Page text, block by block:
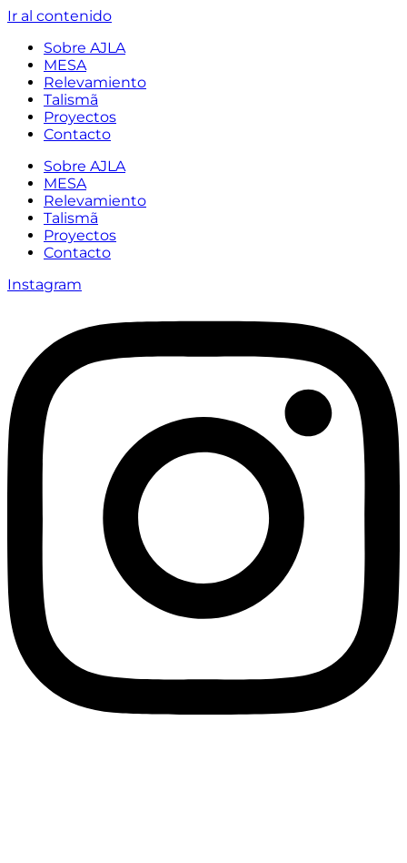
Ir al contenido
Sobre AJLA
MESA
Relevamiento
Talismã
Proyectos
Contacto
Sobre AJLA
MESA
Relevamiento
Talismã
Proyectos
Contacto
Instagram